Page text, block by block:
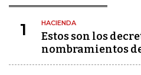
1 HACIENDA
Estos son los
nombramientos